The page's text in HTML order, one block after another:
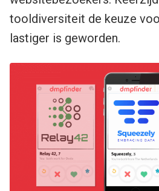
tooldiversiteit de keuze
lastiger is geworden.